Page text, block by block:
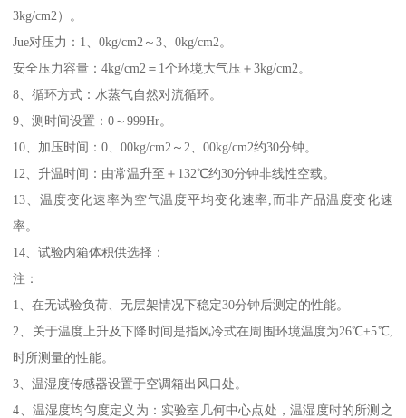
3kg/cm2）。
Jue对压力：1、0kg/cm2～3、0kg/cm2。
安全压力容量：4kg/cm2＝1个环境大气压＋3kg/cm2。
8、循环方式：水蒸气自然对流循环。
9、测时间设置：0～999Hr。
10、加压时间：0、00kg/cm2～2、00kg/cm2约30分钟。
12、升温时间：由常温升至＋132℃约30分钟非线性空载。
13、温度变化速率为空气温度平均变化速率,而非产品温度变化速
率。
14、试验内箱体积供选择：
注：
1、在无试验负荷、无层架情况下稳定30分钟后测定的性能。
2、关于温度上升及下降时间是指风冷式在周围环境温度为26℃±5℃,
时所测量的性能。
3、温湿度传感器设置于空调箱出风口处。
4、温湿度均匀度定义为：实验室几何中心点处，温湿度时的所测之